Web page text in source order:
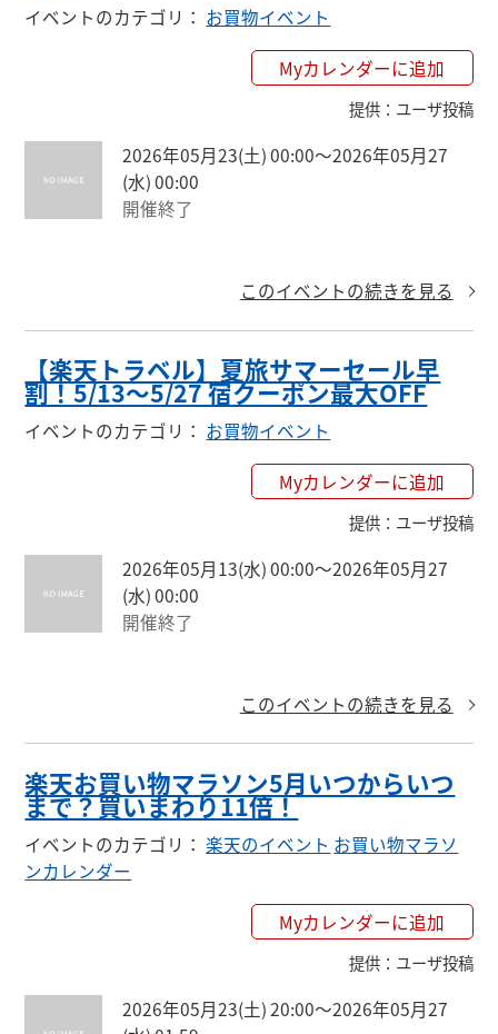
イベントのカテゴリ ： お買物イベント
Myカレンダーに追加
提供： ユーザ投稿
2026年05月23(土) 00:00〜2026年05月27
(水) 00:00
開催終了
このイベントの続きを見る
【楽天トラベル】夏旅サマーセール早
割！5/13〜5/27 宿クーポン最大OFF
イベントのカテゴリ ： お買物イベント
Myカレンダーに追加
提供： ユーザ投稿
2026年05月13(水) 00:00〜2026年05月27
(水) 00:00
開催終了
このイベントの続きを見る
楽天お買い物マラソン5月いつからいつ
まで？買いまわり11倍！
イベントのカテゴリ ： 楽天のイベント お買い物マラソ
ンカレンダー
Myカレンダーに追加
提供： ユーザ投稿
2026年05月23(土) 20:00〜2026年05月27